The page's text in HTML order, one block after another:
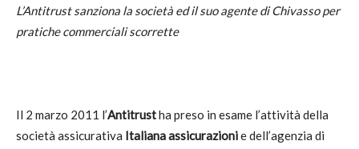
L’Antitrust sanziona la società ed il suo agente di Chivasso per
pratiche commerciali scorrette
Il 2 marzo 2011 l’Antitrustha preso in esame l’attività della
società assicurativa Italiana assicurazionie dell’agenzia di